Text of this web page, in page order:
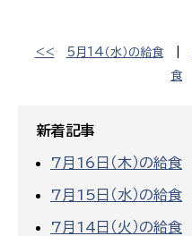
<< 5月14（水）の給食|
食
新着記事
7月16日（木）の給食
7月15日（水）の給食
7月14日（火）の給食